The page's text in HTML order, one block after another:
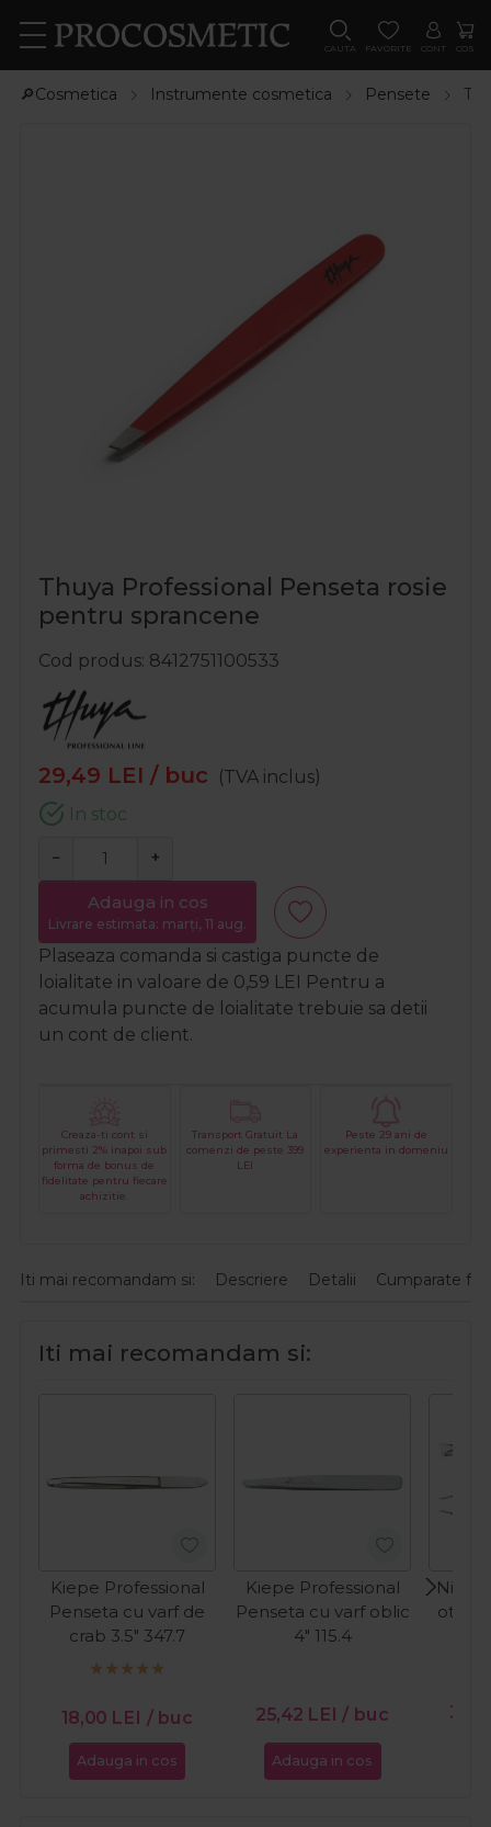
CAUTA FAVORITE CONT COS
🔎Cosmetica Instrumente cosmetica Pensete
Thuya Professional Penseta rosie
pentru sprancene
Cod produs 8412751100533
29,49 LEI / buc
(TVA inclus)
In stoc
− +
Adauga in cos
Livrare estimata: marți, 11 aug.
Plaseaza comanda si castiga puncte de
loialitate in valoare de 0,59 LEI Pentru a
acumula puncte de loialitate trebuie sa detii
un cont de client.
Creaza-ti cont si
primesti 2% inapoi sub
forma de bonus de
fidelitate pentru fiecare
achizitie.
Transport Gratuit La
comenzi de peste 399
LEI
Peste 29 ani de
experienta in domeniu
Iti mai recomandam si: Descriere Detalii Cumparate
Iti mai recomandam si:
Kiepe Professional
Penseta cu varf de
crab 3.5" 347.7
18,00 LEI / buc
Adauga in cos
Kiepe Professional
Penseta cu varf oblic
4" 115.4
25,42 LEI / buc
Adauga in cos
otel